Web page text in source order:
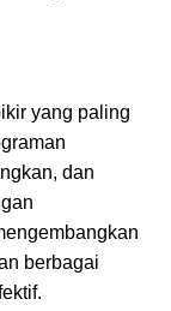
yang paling
dan
berbagai